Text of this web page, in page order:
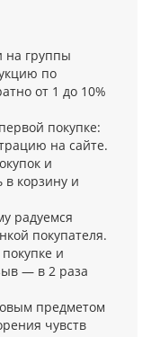
на группы
по
от 1 до 10%
покупке:
на сайте.
и
в корзину и
радуемся
покупателя.
и
— в 2 раза
предметом
чувств